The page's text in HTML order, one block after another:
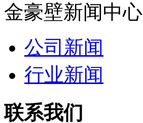
金豪壁新闻中心
公司新闻
行业新闻
联系我们